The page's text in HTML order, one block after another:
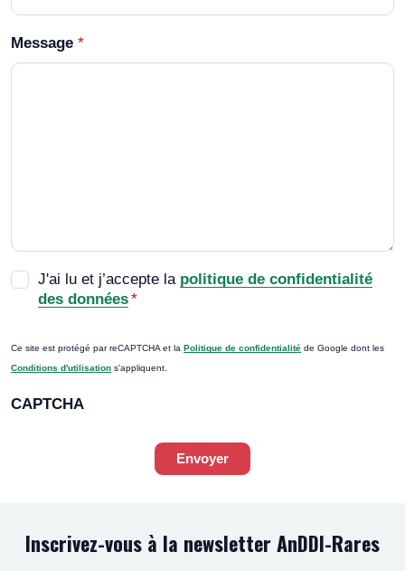
Message *
RGPD *
J'ai lu et j’accepte la politique de confidentialité
des données*
Ce site est protégé par reCAPTCHA et la Politique de confidentialité de Google dont les
Conditions d'utilisation s'appliquent.
CAPTCHA
Envoyer
Inscrivez-vous à la newsletter AnDDI-Rares